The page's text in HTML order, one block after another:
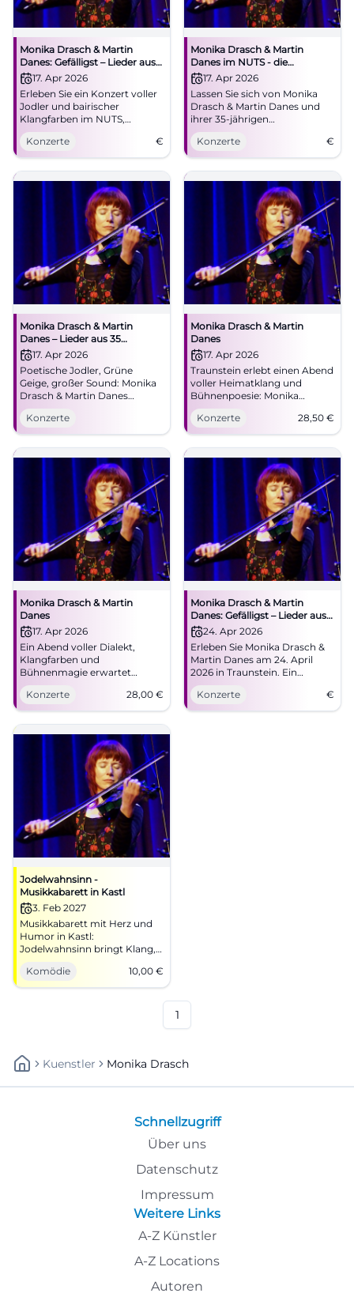
Monika Drasch & Martin
Danes: Gefälligst – Lieder aus
35 Bühnenjahren
17. Apr 2026
Erleben Sie ein Konzert voller
Jodler und bairischer
Klangfarben im NUTS,
Traunstein.
Konzerte
€
Monika Drasch & Martin
Danes im NUTS - die
Kulturfabrik
17. Apr 2026
Lassen Sie sich von Monika
Drasch & Martin Danes und
ihrer 35-jährigen
Bühnenerfahrung begeistern.
Live am 17. April im NUTS!
Konzerte €
Monika Drasch & Martin
Danes – Lieder aus 35
Bühnenjahren
17. Apr 2026
Poetische Jodler, Grüne
Geige, großer Sound: Monika
Drasch & Martin Danes
entführen Traunstein in ein
intensives Konzerterlebnis.
17.04.2026, 20:00 Uhr. Jetzt
Tickets sichern!
#TraunsteinLive
Konzerte
Monika Drasch & Martin
Danes
17. Apr 2026
Traunstein erlebt einen Abend
voller Heimatklang und
Bühnenpoesie: Monika
Drasch & Martin Danes live im
NUTS. 17.04.2026, ab 28,50 €.
#LiveMusik #Traunstein
Konzerte 28,50 €
Monika Drasch & Martin
Danes
17. Apr 2026
Ein Abend voller Dialekt,
Klangfarben und
Bühnenmagie erwartet
Traunstein im NUTS. Monika
Drasch & Martin Danes feiern
35 Bühnenjahre live.
#Traunstein #Konzert
Konzerte 28,00 €
Monika Drasch & Martin
Danes: Gefälligst – Lieder aus
35 Bühnenjahren
24. Apr 2026
Erleben Sie Monika Drasch &
Martin Danes am 24. April
2026 in Traunstein. Ein
einzigartiger Abend mit
bayerischer Musik.
Konzerte €
Jodelwahnsinn -
Musikkabarett in Kastl
3. Feb 2027
Musikkabarett mit Herz und
Humor in Kastl:
Jodelwahnsinn bringt Klang,
Witz und regionale Bühne
zusammen. 03.02.2027, 10
Euro. Jetzt vormerken! #Kastl
Komödie 10,00 €
1
Kuenstler Monika Drasch
Schnellzugriff
Über uns
Datenschutz
Impressum
Weitere Links
A-Z Künstler
A-Z Locations
Autoren